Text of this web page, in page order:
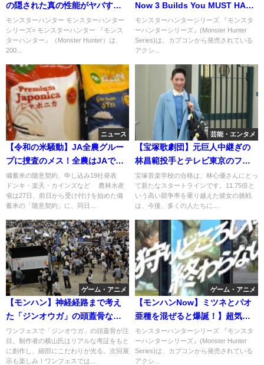
の隠された真の性能がヤバすぎ
る！火力の限界突破で引いちゃ
う奴w
モンスターハンター モンスターハンター
シリーズ> モンスターハンター 『モンス
ターハンター』（Monster Hunter）は、
200...
Now 3 Builds You MUST HAVE
for Season
モンスターハンターシリーズ 『モンスタ
ーハンターシリーズ』(Monster Hunter
Series)は、カプコンから発売されている
アクシ...
ニュース
【令和の米騒動】JA全農グルー
プに捜査のメス！全農はJAでは
なく、全農物流で利益計上。
備蓄米の随意契約、申し込み19社発表
ドンキ・楽天・カインズなど 農林水産
省は27日、前日から受け付けを始めた備
蓄米の「随意契約」に、同日...
芸能・エンタメ
【宝塚歌劇団】元巨人中継ぎの
林昌範投手とテレビ東京のフリ
ーアナウンサー亀井京子の長
女・林心優が合格
宝塚音楽学校の合格は、林心優さんにとっ
て新たなスタートラインです。11.75倍と
いう高い競争率を乗り越えた彼女の挑戦
は、今後、多くの人たちに...
ゲーム・アニメ
【モンハン】神経経路まで考え
た「ジンオウガ」の頭蓋骨など
こだわりの出展多数のワンフェ
ス
ワンフェスで「ジンオウガ」の頭蓋骨が注
目。制作者の横山氏はリアルな考証をもと
に創作し、細部にこだわりが光る。次回展
示も楽しみ！ワンフェスでは...
ゲーム・アニメ
【モンハンNow】ミツネとパオ
亜種を混ぜると爆誕！】超気持
ちいい双剣！
モンスターハンターシリーズ 『モンスタ
ーハンターシリーズ』(Monster Hunter
Series)は、カプコンから発売されている
アクシ...